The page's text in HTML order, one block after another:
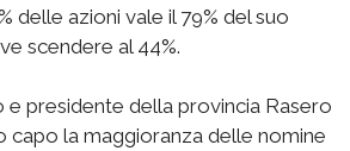
delle azioni vale il 79% del suo
scendere al 44%.
e presidente della provincia Rasero
capo la maggioranza delle nomine